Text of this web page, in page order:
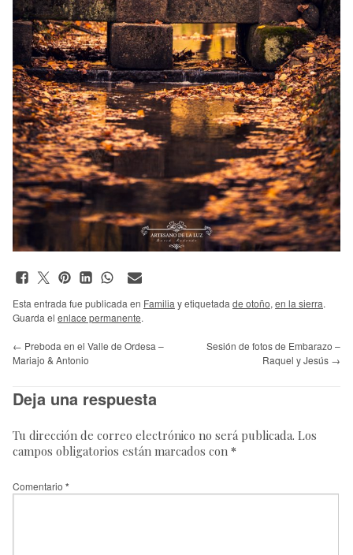
Esta entrada fue publicada en Familia y etiquetada de otoño, en la sierra.
Guarda el enlace permanente.
← Preboda en el Valle de Ordesa –
Mariajo & Antonio
Sesión de fotos de Embarazo –
Raquel y Jesús →
Deja una respuesta
Tu dirección de correo electrónico no será publicada. Los
campos obligatorios están marcados con *
Comentario *